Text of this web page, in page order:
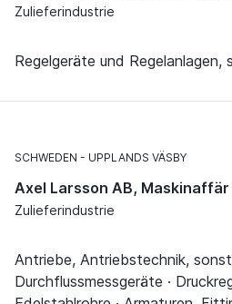
Zulieferindustrie
Regelgeräte und Regelanlagen,
SCHWEDEN UPPLANDS VÄSBY
Axel Larsson AB, Maskinaffär
Zulieferindustrie
Antriebe, Antriebstechnik,
Durchflussmessgeräte ·